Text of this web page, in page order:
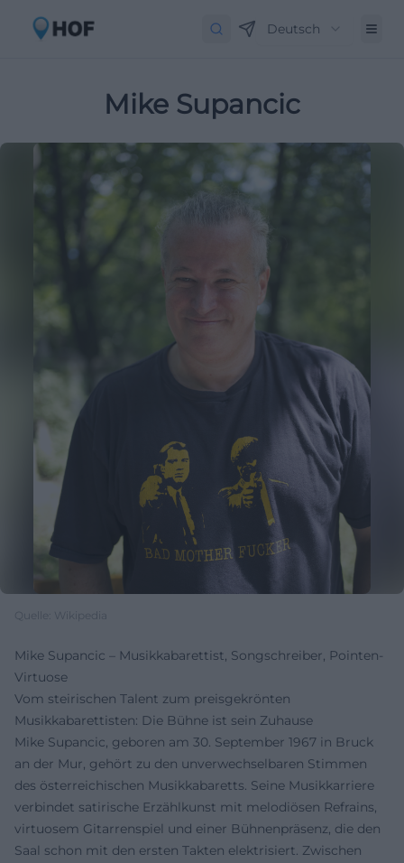
Deutsch
Mike Supancic
Quelle: Wikipedia
Mike Supancic – Musikkabarettist, Songschreiber, Pointen-
Virtuose
Vom steirischen Talent zum preisgekrönten
Musikkabarettisten: Die Bühne ist sein Zuhause
Mike Supancic, geboren am 30. September 1967 in Bruck
an der Mur, gehört zu den unverwechselbaren Stimmen
des österreichischen Musikkabaretts. Seine Musikkarriere
verbindet satirische Erzählkunst mit melodiösen Refrains,
virtuosem Gitarrenspiel und einer Bühnenpräsenz, die den
Saal schon mit den ersten Takten elektrisiert. Zwischen